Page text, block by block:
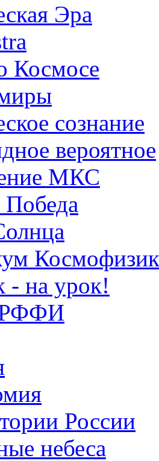
Эра
Космосе
сознание
вероятное
МКС
Победа
- на урок!
РФФИ
России
небеса